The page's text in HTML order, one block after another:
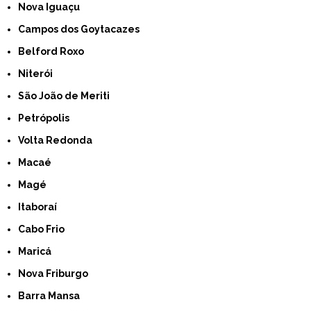
Nova Iguaçu
Campos dos Goytacazes
Belford Roxo
Niterói
São João de Meriti
Petrópolis
Volta Redonda
Macaé
Magé
Itaboraí
Cabo Frio
Maricá
Nova Friburgo
Barra Mansa